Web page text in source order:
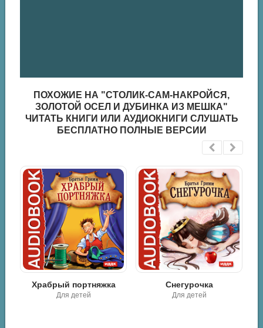
ПОХОЖИЕ НА "СТОЛИК-САМ-НАКРОЙСЯ,
ЗОЛОТОЙ ОСЕЛ И ДУБИНКА ИЗ МЕШКА"
ЧИТАТЬ КНИГИ ИЛИ АУДИОКНИГИ СЛУШАТЬ
БЕСПЛАТНО ПОЛНЫЕ ВЕРСИИ
Храбрый портняжка
Для детей
Снегурочка
Для детей